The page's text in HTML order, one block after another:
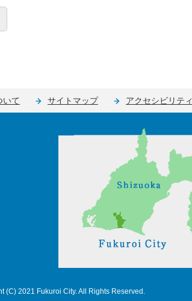
いて サイトマップ アクセシビリティ
(C) 2021 Fukuroi City. All Rights Reserved.